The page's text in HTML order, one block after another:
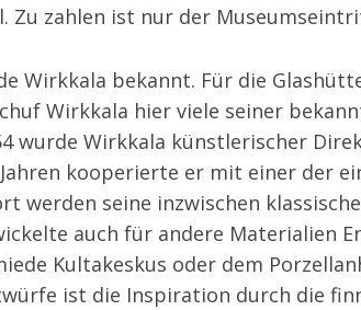
Zu zahlen ist nur der
Wirkkala bekannt. Für die
Wirkkala hier viele seiner
wurde Wirkkala künstlerischer
kooperierte er mit einer der
werden seine inzwischen
auch für andere Materialien
Kultakeskus oder dem
ist die Inspiration durch die